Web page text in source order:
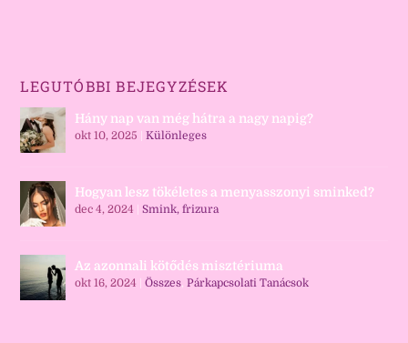
LEGUTÓBBI BEJEGYZÉSEK
Hány nap van még hátra a nagy napig?
okt 10, 2025 |Különleges
Hogyan lesz tökéletes a menyasszonyi sminked?
dec 4, 2024 |Smink, frizura
Az azonnali kötődés misztériuma
okt 16, 2024 |Összes ,Párkapcsolati Tanácsok